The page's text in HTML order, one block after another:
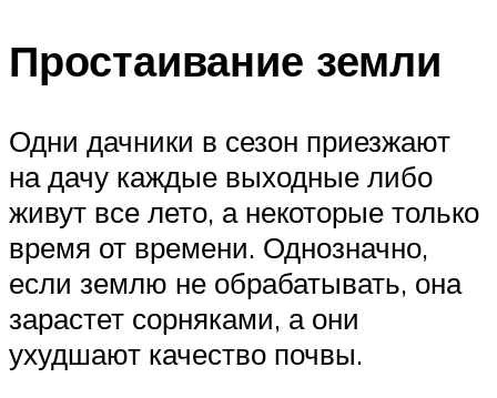
Простаивание земли
Одни дачники в сезон приезжают
на дачу каждые выходные либо
живут все лето, а некоторые только
время от времени. Однозначно,
если землю не обрабатывать, она
зарастет сорняками, а они
ухудшают качество почвы.